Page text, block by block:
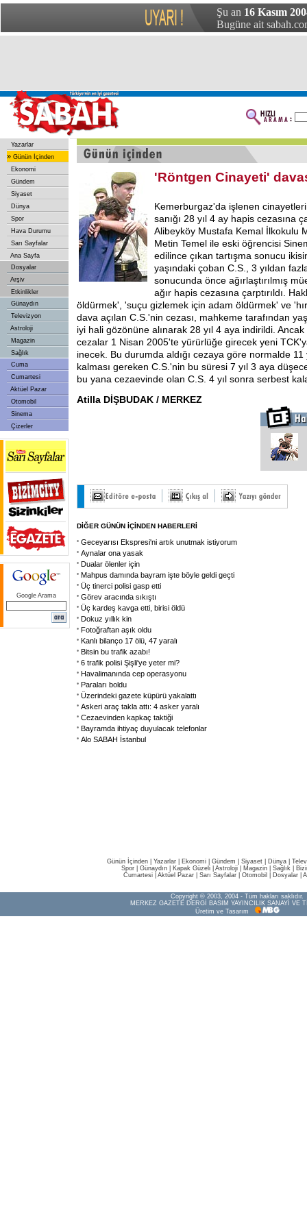
Şu an 16 Kasım
Bugüne ait
Yazarlar
» Günün İçinden
Ekonomi
Gündem
Siyaset
Dünya
Spor
Hava Durumu
Sarı Sayfalar
Ana Sayfa
Dosyalar
Arşiv
Etkinlikler
Günaydın
Televizyon
Astroloji
Magazin
Sağlık
Cuma
Cumartesi
Aktüel Pazar
Otomobil
Sinema
Çizerler
Google Arama
'Röntgen Cinayeti'
Kemerburgaz'da işlenen
sanığı 28 yıl 4 ay hapis cezasına
Alibeyköy Mustafa Kemal İlkokulu
Metin Temel ile eski öğrencisi
edilince çıkan tartışma sonucu
yaşındaki çoban C.S., 3 yıldan
sonucunda önce ağırlaştırılmış
ağır hapis cezasına çarptırıldı.
öldürmek', 'suçu gizlemek için adam öldürmek' ve
dava açılan C.S.'nin cezası, mahkeme tarafından
iyi hali gözönüne alınarak 28 yıl 4 aya indirildi. Ancak
cezalar 1 Nisan 2005'te yürürlüğe girecek yeni
inecek. Bu durumda aldığı cezaya göre normalde 11
kalması gereken C.S.'nin bu süresi 7 yıl 3 aya
bu yana cezaevinde olan C.S. 4 yıl sonra serbest
Atilla DİŞBUDAK / MERKEZ
DİĞER GÜNÜN İÇİNDEN HABERLERİ
Geceyarısı Ekspresi'ni artık unutmak istiyorum
Aynalar ona yasak
Dualar ölenler için
Mahpus damında bayram işte böyle geldi geçti
Üç tinerci polisi gasp etti
Görev aracında sıkıştı
Üç kardeş kavga etti, birisi öldü
Dokuz yıllık kin
Fotoğraftan aşık oldu
Kanlı bilanço 17 ölü, 47 yaralı
Bitsin bu trafik azabı!
6 trafik polisi Şişli'ye yeter mi?
Havalimanında cep operasyonu
Paraları boldu
Üzerindeki gazete küpürü yakalattı
Askeri araç takla attı: 4 asker yaralı
Cezaevinden kapkaç taktiği
Bayramda ihtiyaç duyulacak telefonlar
Alo SABAH İstanbul
Günün İçinden Yazarlar Ekonomi Gündem Siyaset Dünya |
Spor
Günaydın Kapak Güzeli Astroloji Magazin Sağlık
Cumartesi| Aktüel Pazar| Sarı Sayfalar| Otomobil Dosyalar|
Copyright © 2003, 2004 - Tüm hakları saklıdır.
MERKEZ GAZETE DERGİ BASIM YAYINCILIK SANAYİ VE
Üretim ve Tasarım